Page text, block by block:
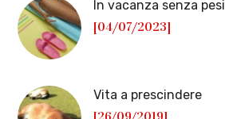
In vacanza senza pesi
[04/07/2023]
Vita a prescindere